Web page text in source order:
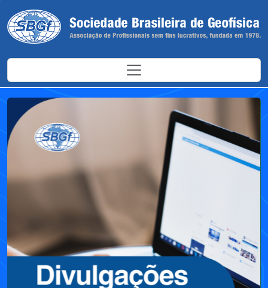
Antes